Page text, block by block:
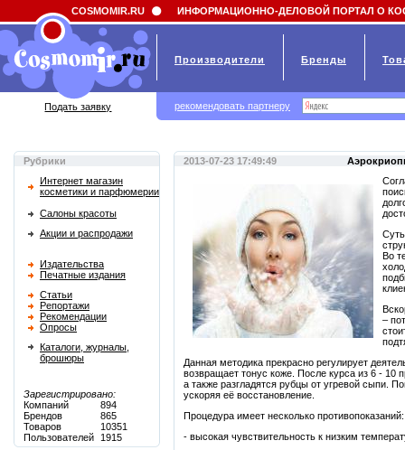
Field 'news_title' doesn't have a default value
Рубрики
Интернет магазин
косметики и парфюмерии
Салоны красоты
Акции и распродажи
Издательства
Печатные издания
Статьи
Репортажи
Рекомендации
Опросы
Каталоги, журналы,
брошюры
Зарегистрировано:
Компаний
894
Брендов
865
Товаров
10351
Пользователей
1915
2013-07-23 17:49:49
Во
–
Данная методика прекрасно регулирует
возвращает тонус коже. После курса из 6 - 10
а также разгладятся рубцы от угревой сыпи.
ускоряя её восстановление.
Процедура имеет несколько противопоказаний:
- высокая чувствительность к низким
COSMOMIR.RU ИНФОРМАЦИОННО-ДЕЛОВОЙ ПОРТАЛ О
Производители Бренды
Подать заявку рекомендовать партнеру